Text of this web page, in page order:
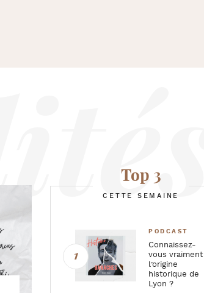
Top 3
CETTE SEMAINE
PODCAST
Connaissez-
vous vraiment
l’origine
historique de
Lyon ?